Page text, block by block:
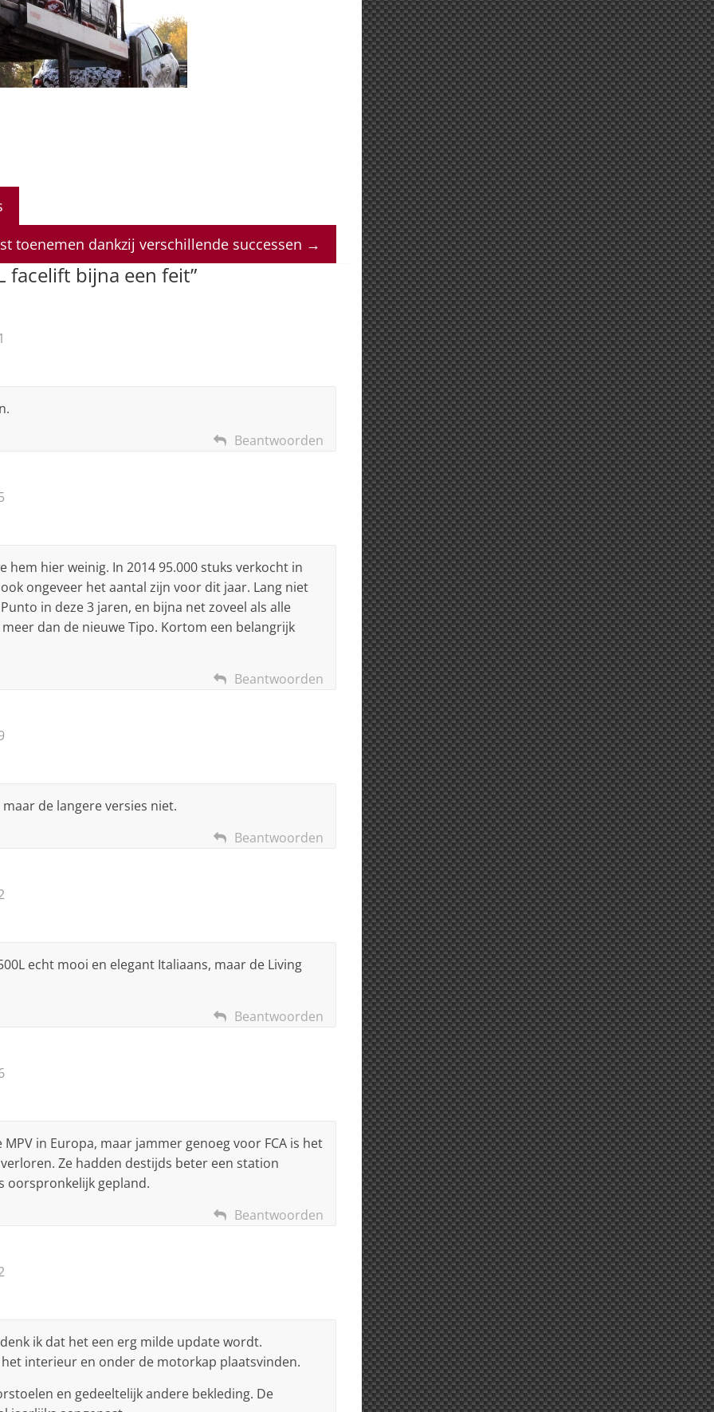
toenemen dankzij verschillende successen →
facelift bijna een feit”
Beantwoorden
hem hier weinig. In 2014 95.000 stuks verkocht in
ongeveer het aantal zijn voor dit jaar. Lang niet
in deze 3 jaren, en bijna net zoveel als alle
dan de nieuwe Tipo. Kortom een belangrijk
Beantwoorden
de langere versies niet.
Beantwoorden
echt mooi en elegant Italiaans, maar de Living
Beantwoorden
in Europa, maar jammer genoeg voor FCA is het
Ze hadden destijds beter een station
oorspronkelijk gepland.
Beantwoorden
ik dat het een erg milde update wordt.
interieur en onder de motorkap plaatsvinden.
en gedeeltelijk andere bekleding. De